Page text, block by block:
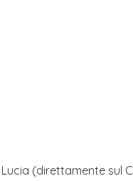
(direttamente sul